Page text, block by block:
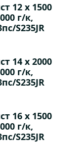
12 х 1500
г/к,
S235JR
14 х 2000
г/к,
S235JR
16 х 1500
г/к,
S235JR